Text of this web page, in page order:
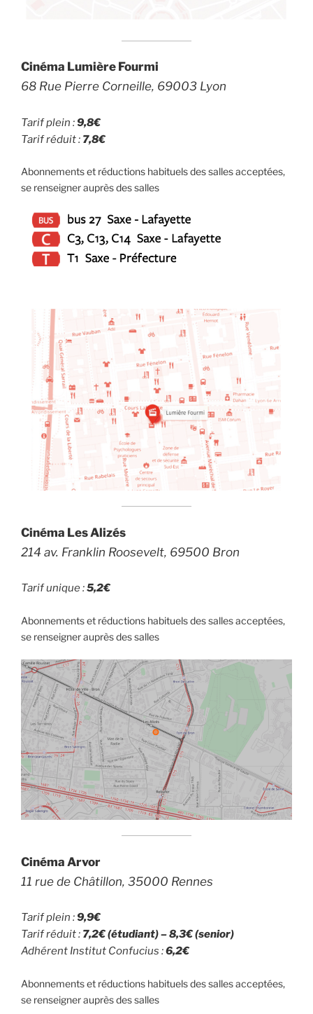
Cinéma Lumière Fourmi
68 Rue Pierre Corneille, 69003 Lyon
Tarif plein : 9,8€
Tarif réduit : 7,8€
Abonnements et réductions habituels des salles acceptées,
se renseigner auprès des salles
Cinéma Les Alizés
214 av. Franklin Roosevelt, 69500 Bron
Tarif unique :5,2€
Abonnements et réductions habituels des salles acceptées,
se renseigner auprès des salles
Cinéma Arvor
11 rue de Châtillon, 35000 Rennes
Tarif plein : 9,9€
Tarif réduit : 7,2€ (étudiant) – 8,3€ (senior)
Adhérent Institut Confucius :6,2€
Abonnements et réductions habituels des salles acceptées,
se renseigner auprès des salles